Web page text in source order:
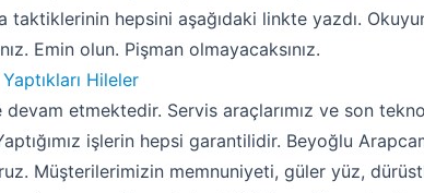
taktiklerinin hepsini aşağıdaki linkte yazdı.
Emin olun. Pişman olmayacaksınız.
Hileler
etmektedir. Servis araçlarımız ve son
işlerin hepsi garantilidir. Beyoğlu
Müşterilerimizin memnuniyeti, güler yüz,